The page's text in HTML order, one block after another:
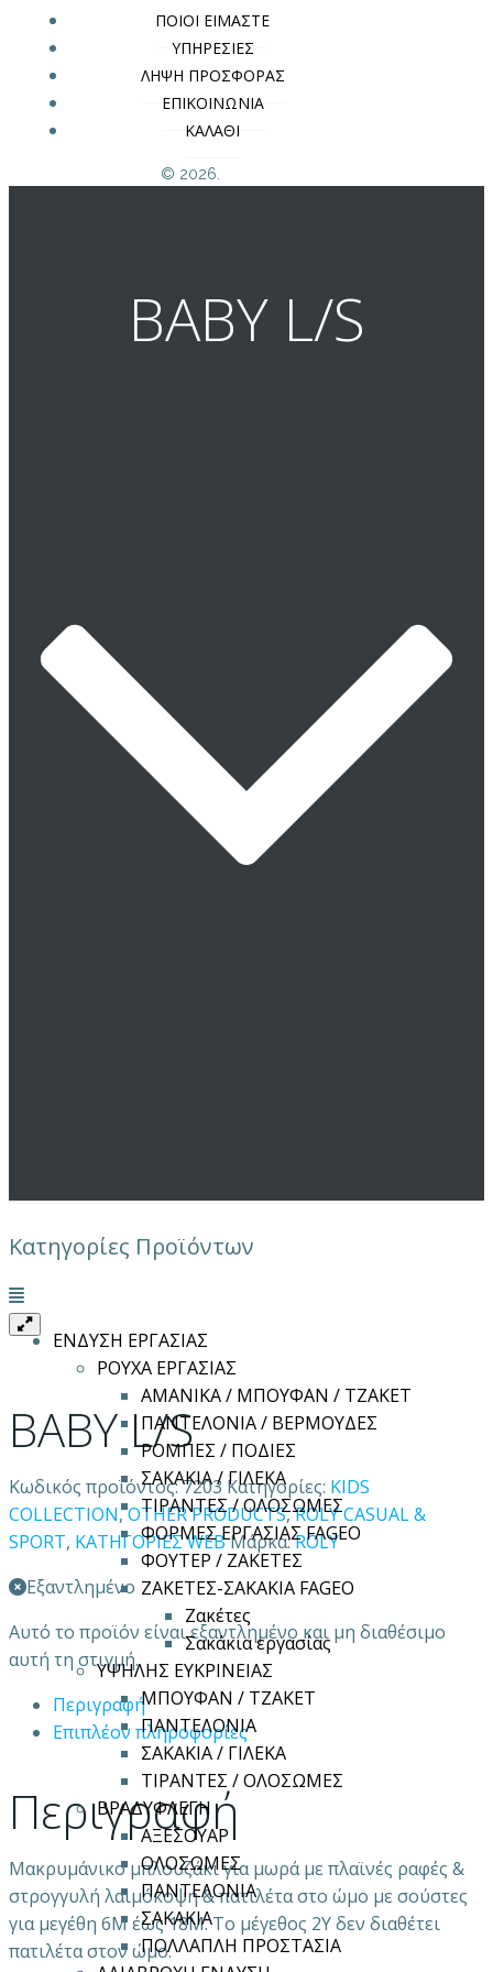
ΠΟΙΟΙ ΕΙΜΑΣΤΕ
ΥΠΗΡΕΣΙΕΣ
ΛΗΨΗ ΠΡΟΣΦΟΡΑΣ
ΕΠΙΚΟΙΝΩΝΙΑ
ΚΑΛΑΘΙ
© 2026.
BABY L/S
Κατηγορίες Προϊόντων
Μενού
ΕΝΔΥΣΗ ΕΡΓΑΣΙΑΣ
ΡΟΥΧΑ ΕΡΓΑΣΙΑΣ
ΑΜΑΝΙΚΑ / ΜΠΟΥΦΑΝ / ΤΖΑΚΕΤ
ΠΑΝΤΕΛΟΝΙΑ / ΒΕΡΜΟΥΔΕΣ
ΡΟΜΠΕΣ / ΠΟΔΙΕΣ
ΣΑΚΑΚΙΑ / ΓΙΛΕΚΑ
ΤΙΡΑΝΤΕΣ / ΟΛΟΣΩΜΕΣ
ΦΟΡΜΕΣ ΕΡΓΑΣΙΑΣ FAGEO
ΦΟΥΤΕΡ / ΖΑΚΕΤΕΣ
ΖΑΚΕΤΕΣ-ΣΑΚΑΚΙΑ FAGEO
Ζακέτες
Σακάκια εργασίας
ΥΨΗΛΗΣ ΕΥΚΡΙΝΕΙΑΣ
ΜΠΟΥΦΑΝ / ΤΖΑΚΕΤ
ΠΑΝΤΕΛΟΝΙΑ
ΣΑΚΑΚΙΑ / ΓΙΛΕΚΑ
ΤΙΡΑΝΤΕΣ / ΟΛΟΣΩΜΕΣ
ΒΡΑΔΥΦΛΕΓΗ
ΑΞΕΣΟΥΑΡ
ΟΛΟΣΩΜΕΣ
ΠΑΝΤΕΛΟΝΙΑ
ΣΑΚΑΚΙΑ
ΠΟΛΛΑΠΛΗ ΠΡΟΣΤΑΣΙΑ
BABY L/S
Κωδικός προϊόντος:7203 Κατηγορίες: KIDS
COLLECTION,OTHER PRODUCTS,ROLY CASUAL &
SPORT, ΚΑΤΗΓΟΡΙΕΣ WEBΜάρκα:ROLY
Εξαντλημένο
Αυτό το προϊόν είναι εξαντλημένο και μη διαθέσιμο
αυτή τη στιγμή.
Περιγραφή
Επιπλέον πληροφορίες
Περιγραφή
Μακρυμάνικο μπλουζάκι για μωρά με πλαϊνές ραφές &
στρογγυλή λαιμόκοψη & πατιλέτα στο ώμο με σούστες
για μεγέθη 6Μ έως 18Μ. Το μέγεθος 2Υ δεν διαθέτει
πατιλέτα στον ώμο.